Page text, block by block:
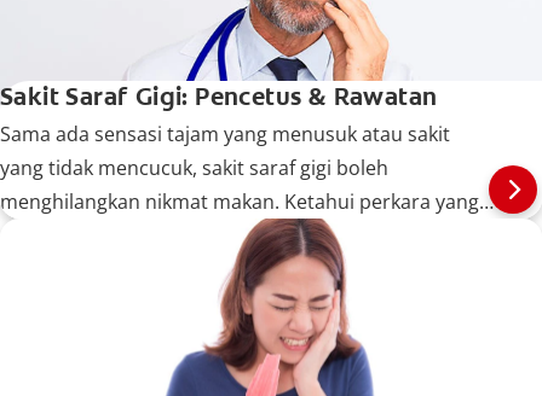
Sakit Saraf Gigi: Pencetus & Rawatan
Sama ada sensasi tajam yang menusuk atau sakit
yang tidak mencucuk, sakit saraf gigi boleh
menghilangkan nikmat makan. Ketahui perkara yang
boleh mencetuskan sakit saraf gigi.